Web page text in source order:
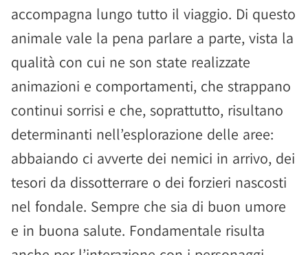
accompagna lungo tutto il viaggio. Di questo
animale vale la pena parlare a parte, vista la
qualità con cui ne son state realizzate
animazioni e comportamenti, che strappano
continui sorrisi e che, soprattutto, risultano
determinanti nell’esplorazione delle aree:
abbaiando ci avverte dei nemici in arrivo, dei
tesori da dissotterrare o dei forzieri nascosti
nel fondale. Sempre che sia di buon umore
e in buona salute. Fondamentale risulta